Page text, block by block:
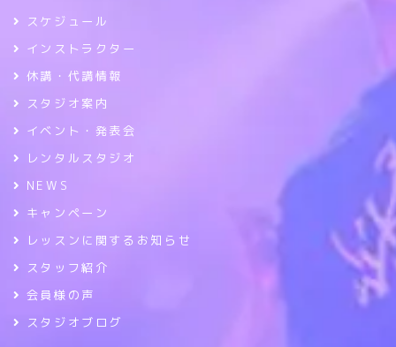
スケジュール
インストラクター
休講・代講情報
スタジオ案内
イベント・発表会
レンタルスタジオ
NEWS
キャンペーン
レッスンに関するお知らせ
スタッフ紹介
会員様の声
スタジオブログ